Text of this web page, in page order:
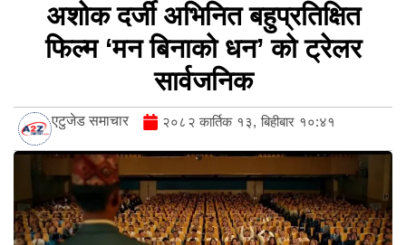
अशोक दर्जी अभिनित बहुप्रतिक्षित
फिल्म ‘मन बिनाको धन’ को ट्रेलर
सार्वजनिक
एटुजेड समाचार २०८२ कार्तिक १३, बिहीबार १०:४१